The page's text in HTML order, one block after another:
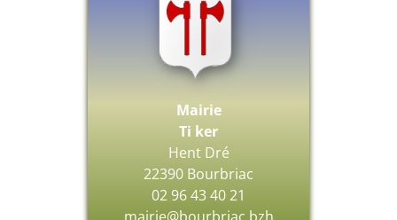
Mairie
Ti ker
Hent Dré
22390 Bourbriac
02 96 43 40 21